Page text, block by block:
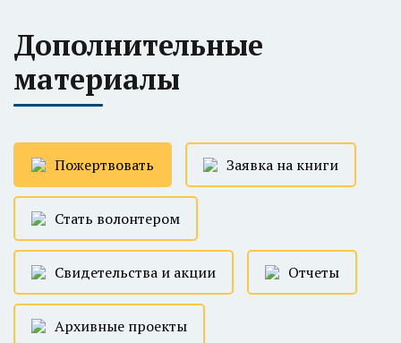
Дополнительные
материалы
Пожертвовать Заявка на книги
Стать волонтером
Свидетельства и акции Отчеты
Архивные проекты